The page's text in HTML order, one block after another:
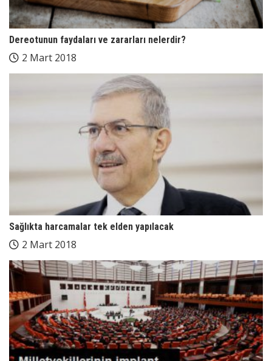
Dereotunun faydaları ve zararları nelerdir?
2 Mart 2018
Sağlıkta harcamalar tek elden yapılacak
2 Mart 2018